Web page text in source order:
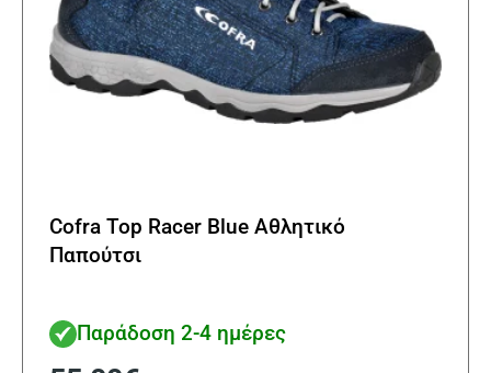
Cofra Top Racer Blue Αθλητικό
Παπούτσι
Παράδοση 2-4 ημέρες